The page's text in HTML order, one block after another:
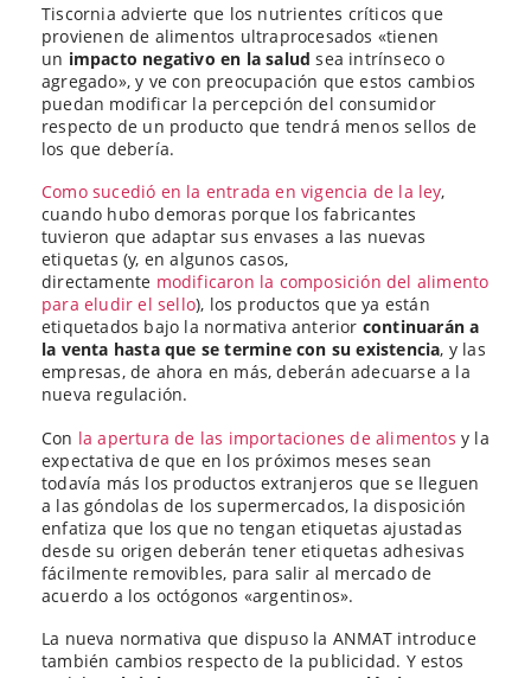
Tiscornia advierte que los nutrientes críticos que
provienen de alimentos ultraprocesados «tienen
un impacto negativo en la salud sea intrínseco o
agregado», y ve con preocupación que estos cambios
puedan modificar la percepción del consumidor
respecto de un producto que tendrá menos sellos de
los que debería.
Como sucedió en la entrada en vigencia de la ley,
cuando hubo demoras porque los fabricantes
tuvieron que adaptar sus envases a las nuevas
etiquetas (y, en algunos casos,
directamente modificaron la composición del alimento
para eludir el sello), los productos que ya están
etiquetados bajo la normativa anterior continuarán a
la venta hasta que se termine con su existencia, y las
empresas, de ahora en más, deberán adecuarse a la
nueva regulación.
Con la apertura de las importaciones de alimentos y la
expectativa de que en los próximos meses sean
todavía más los productos extranjeros que se lleguen
a las góndolas de los supermercados, la disposición
enfatiza que los que no tengan etiquetas ajustadas
desde su origen deberán tener etiquetas adhesivas
fácilmente removibles, para salir al mercado de
acuerdo a los octógonos «argentinos».
La nueva normativa que dispuso la ANMAT introduce
también cambios respecto de la publicidad. Y estos